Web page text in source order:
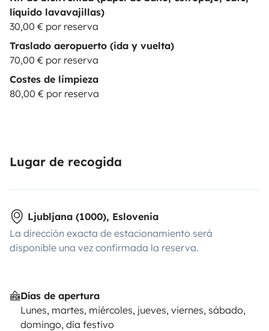
líquido lavavajillas)
30,00 € por reserva
Traslado aeropuerto (ida y vuelta)
70,00 € por reserva
Costes de limpieza
80,00 € por reserva
Lugar de recogida
Ljubljana (1000), Eslovenia
La dirección exacta de estacionamiento será
disponible una vez confirmada la reserva.
Días de apertura
Lunes, martes, miércoles, jueves, viernes, sábado,
domingo, día festivo